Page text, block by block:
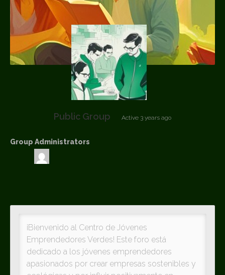
Public Group Active 3 years ago
Group
Group Administrators
¡Bienvenido al Centro de Jóvenes
Emprendedores Verdes! Este foro está
dedicado a los jóvenes emprendedores
apasionados por crear empresas sostenibles y